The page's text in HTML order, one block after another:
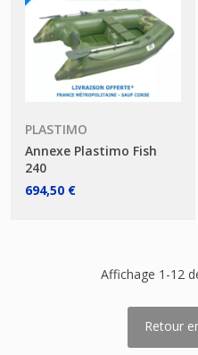
PLASTIMO
Annexe Plastimo Fish
240
694,50 €
Affichage 1-12
Retour